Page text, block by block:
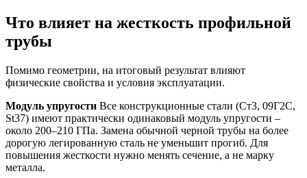
Что влияет на жесткость профильной
трубы
Помимо геометрии, на итоговый результат влияют
физические свойства и условия эксплуатации.
Модуль упругости Все конструкционные стали (Ст3, 09Г2С,
St37) имеют практически одинаковый модуль упругости –
около 200–210 ГПа. Замена обычной черной трубы на более
дорогую легированную сталь не уменьшит прогиб. Для
повышения жесткости нужно менять сечение, а не марку
металла.